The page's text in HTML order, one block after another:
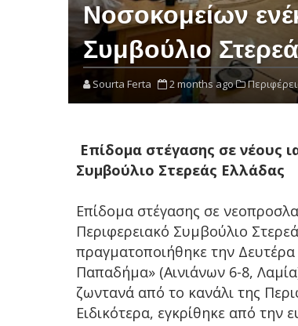
Νοσοκομείων
Συμβούλιο
Sourta Ferta 2 months ago
Επίδομα στέγασης σε νέους
Συμβούλιο Στερεάς Ελλάδας
Επίδομα στέγασης σε
Περιφερειακό Συμβούλιο
πραγματοποιήθηκε την
Παπαδήμα» (Αινιάνων 6-8,
ζωντανά από το κανάλι της
Ειδικότερα, εγκρίθηκε από την